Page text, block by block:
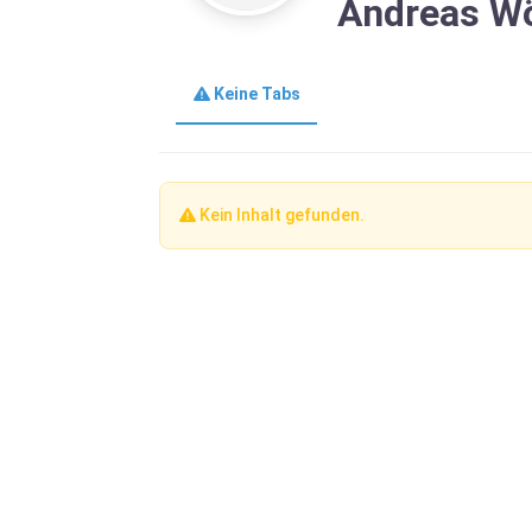
Andreas
Keine Tabs
Kein Inhalt gefunden.